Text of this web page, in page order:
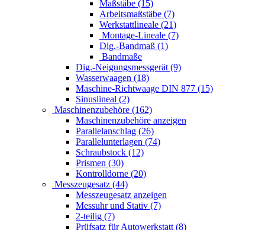
Maßstäbe (15)
Arbeitsmaßstäbe (7)
Werkstattlineale (21)
Montage-Lineale (7)
Dig.-Bandmaß (1)
Bandmaße
Dig.-Neigungsmessgerät (9)
Wasserwaagen (18)
Maschine-Richtwaage DIN 877 (15)
Sinuslineal (2)
Maschinenzubehöre (162)
Maschinenzubehöre anzeigen
Parallelanschlag (26)
Parallelunterlagen (74)
Schraubstock (12)
Prismen (30)
Kontrolldorne (20)
Messzeugesatz (44)
Messzeugesatz anzeigen
Messuhr und Stativ (7)
2-teilig (7)
Prüfsatz für Autowerkstatt (8)